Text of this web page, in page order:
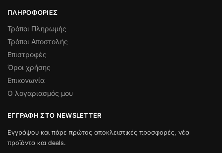
ΠΛΗΡΟΦΟΡΊΕΣ
Τρόποι Πληρωμής
Τρόποι Αποστολής
Επιστροφές
Όροι χρήσης
Επικονωνία
Ο λογαριασμός μου
ΕΓΓΡΑΦΉ ΣΤΟ NEWSLETTER
Εγγράψου και πάρε πρώτος αποκλειστικές προσφορές, νέα
προϊόντα και deals.